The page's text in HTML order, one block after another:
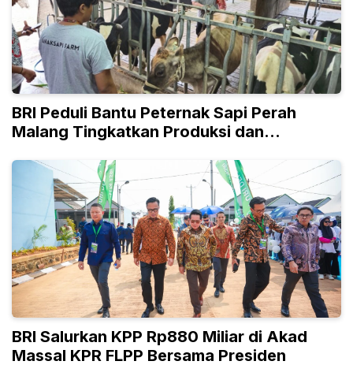
BRI Peduli Bantu Peternak Sapi Perah
Malang Tingkatkan Produksi dan
BRI Salurkan KPP Rp880 Miliar di Akad
Massal KPR FLPP Bersama Presiden